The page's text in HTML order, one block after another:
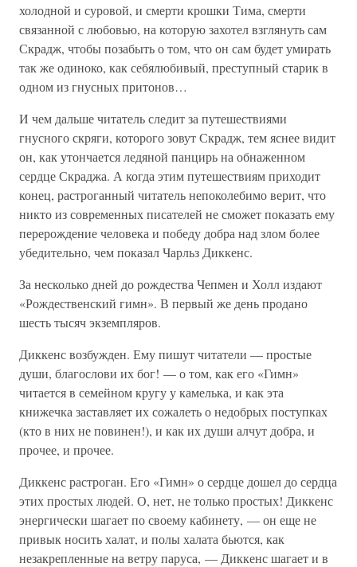
холодной и суровой, и смерти крошки Тима, смерти
связанной с любовью, на которую захотел взглянуть сам
Скрадж, чтобы позабыть о том, что он сам будет умирать
так же одиноко, как себялюбивый, преступный старик в
одном из гнусных притонов…
И чем дальше читатель следит за путешествиями
гнусного скряги, которого зовут Скрадж, тем яснее видит
он, как утончается ледяной панцирь на обнаженном
сердце Скраджа. А когда этим путешествиям приходит
конец, растроганный читатель непоколебимо верит, что
никто из современных писателей не сможет показать ему
перерождение человека и победу добра над злом более
убедительно, чем показал Чарльз Диккенс.
За несколько дней до рождества Чепмен и Холл издают
«Рождественский гимн». В первый же день продано
шесть тысяч экземпляров.
Диккенс возбужден. Ему пишут читатели — простые
души, благослови их бог! — о том, как его «Гимн»
читается в семейном кругу у камелька, и как эта
книжечка заставляет их сожалеть о недобрых поступках
(кто в них не повинен!), и как их души алчут добра, и
прочее, и прочее.
Диккенс растроган. Его «Гимн» о сердце дошел до сердца
этих простых людей. О, нет, не только простых! Диккенс
энергически шагает по своему кабинету, — он еще не
привык носить халат, и полы халата бьются, как
незакрепленные на ветру паруса, — Диккенс шагает и в